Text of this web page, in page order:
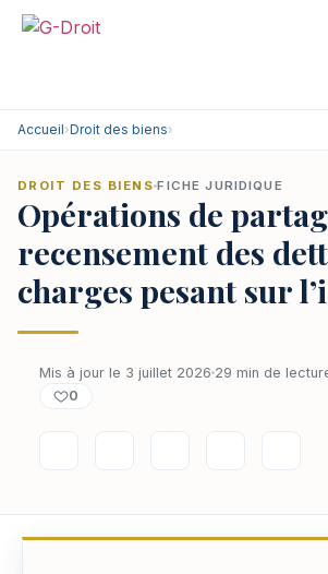
Accueil›Droit des biens›
DROIT DES BIENS FICHE JURIDIQUE
Opérations de
recensement des
charges pesant sur
Mis à jour le 3 juillet 2026 29 min de
0